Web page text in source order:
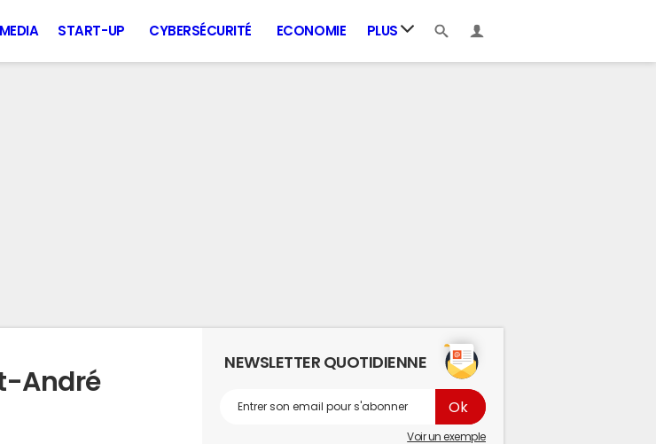
MEDIA START-UP CYBERSÉCURITÉ ECONOMIE PLUS
André
NEWSLETTER QUOTIDIENNE
Voir un exemple